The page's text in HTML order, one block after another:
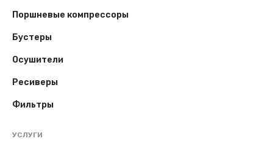
Поршневые компрессоры
Бустеры
Осушители
Ресиверы
Фильтры
УСЛУГИ